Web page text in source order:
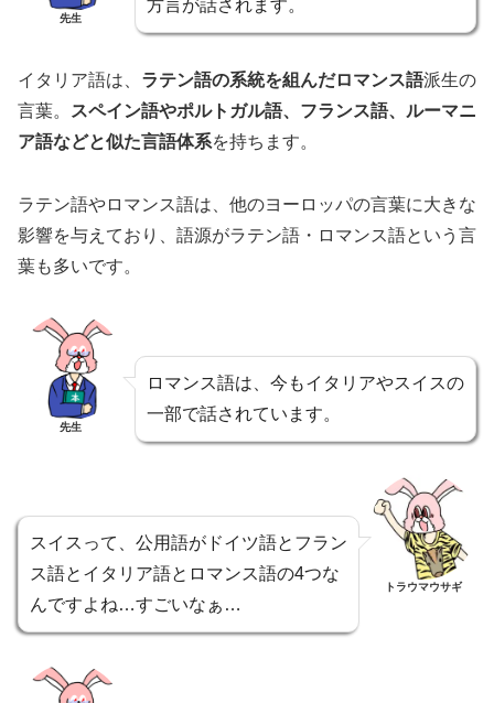
先生
方言が話されます。
イタリア語は、 ラテン語の系統を組んだロマンス語派生の
言葉。
スペイン語やポルトガル語、フランス語、ルーマニ
ア語などと似た言語体系を持ちます。
ラテン語やロマンス語は、他のヨーロッパの言葉に大きな
影響を与えており、語源がラテン語・ロマンス語という言
葉も多いです。
先生
ロマンス語は、今もイタリアやスイスの
一部で話されています。
スイスって、公用語がドイツ語とフラン
ス語とイタリア語とロマンス語の4つな
んですよね…すごいなぁ…
トラウマウサギ